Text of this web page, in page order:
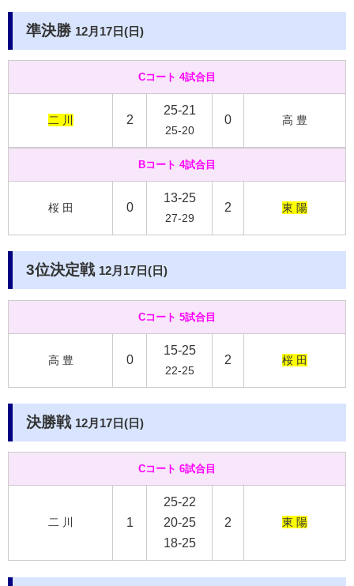
準決勝 12月17日(日)
Cコート 4試合目
二 川 2
25-21
25-20
0 高 豊
Bコート 4試合目
桜 田 0
13-25
27-29
2 東 陽
3位決定戦 12月17日(日)
Cコート 5試合目
高 豊 0
15-25
22-25
2 桜 田
決勝戦 12月17日(日)
Cコート 6試合目
二 川 1
25-22
20-25
18-25
2 東 陽